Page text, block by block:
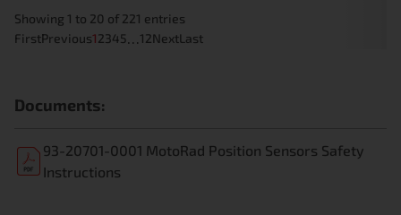
Showing 1 to 20 of 221 entries
FirstPrevious12345…12NextLast
Documents:
93-20701-0001 MotoRad Position Sensors Safety
Instructions